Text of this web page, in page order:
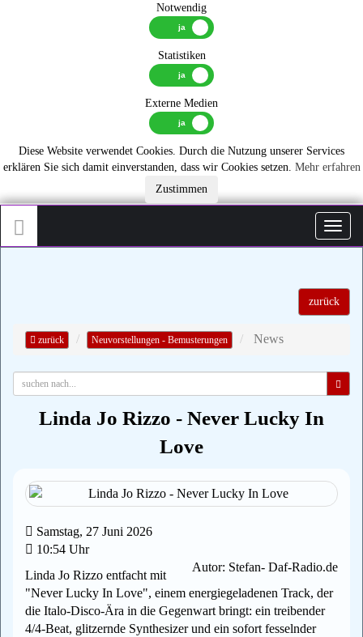
Notwendig
Statistiken
Externe Medien
Diese Website verwendet Cookies. Durch die Nutzung unserer Services
erklären Sie sich damit einverstanden, dass wir Cookies setzen. Mehr erfahren
Zustimmen
zurück
zurück Neuvorstellungen - Bemusterungen News
Linda Jo Rizzo - Never Lucky In
Love
Samstag, 27 Juni 2026
10:54 Uhr
Autor: Stefan- Daf-Radio.de
Linda Jo Rizzo entfacht mit
"Never Lucky In Love", einem energiegeladenen Track, der
die Italo-Disco-Ära in die Gegenwart bringt: ein treibender
4/4-Beat, glitzernde Synthesizer und ein sofort fesselnder